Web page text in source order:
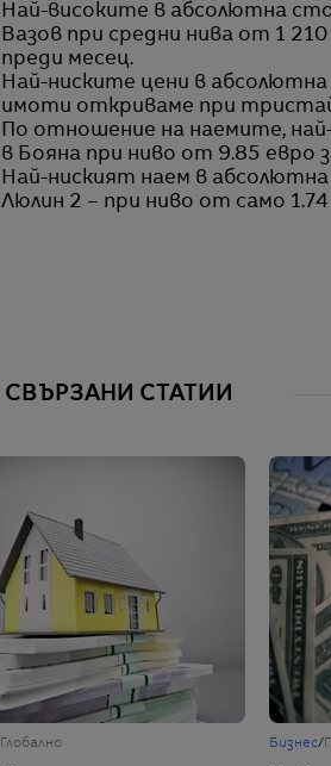
Най-високите в абсолютна
Вазов при средни нива от 1
преди месец.
Най-ниските цени в
имоти откриваме при
По отношение на наемите,
в Бояна при ниво от 9.85 евро
Най-ниският наем в
Люлин 2 – при ниво от само
СВЪРЗАНИ СТАТИИ
Глобално Бизнес/